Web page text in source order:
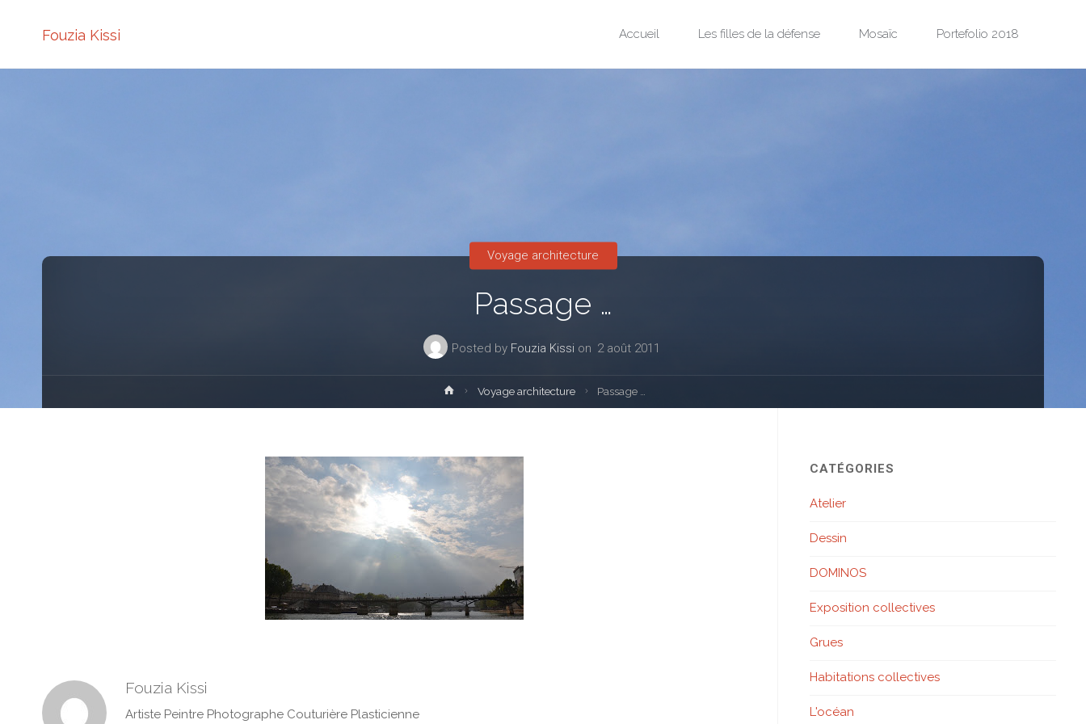
Fouzia Kissi Accueil Les filles de la défense Mosaïc Portefolio 2018
Passage …
Posted by Fouzia Kissi on 2 août 2011
Voyage architecture
HomeVoyage architecture Passage …
Fouzia Kissi
Artiste Peintre Photographe Couturière Plasticienne
CATÉGORIES
Atelier
Dessin
DOMINOS
Exposition collectives
Grues
Habitations collectives
L'océan